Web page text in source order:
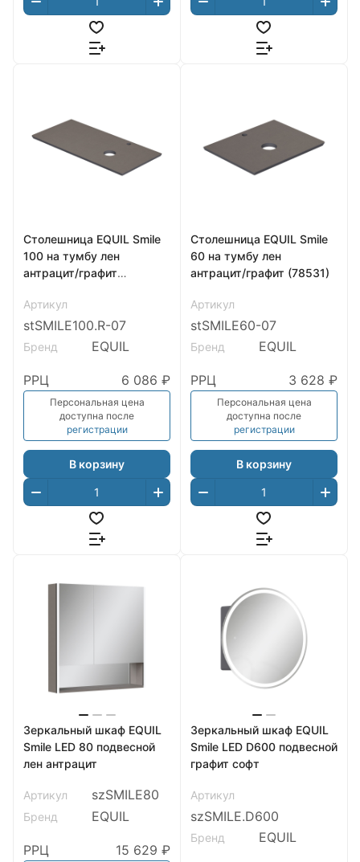
Столешница EQUIL Smile
100 на тумбу лен
антрацит/графит
Артикул
stSMILE100.R-07
Бренд EQUIL
РРЦ 6 086 ₽
Персональная цена
доступна после
регистрации
В корзину
Столешница EQUIL Smile
60 на тумбу лен
антрацит/графит (78531)
Артикул
stSMILE60-07
Бренд EQUIL
РРЦ 3 628 ₽
Персональная цена
доступна после
регистрации
В корзину
Зеркальный шкаф EQUIL
Smile LED 80 подвесной
лен антрацит
Артикул szSMILE80
Бренд EQUIL
РРЦ 15 629 ₽
Зеркальный шкаф EQUIL
Smile LED D600 подвесной
графит софт
Артикул
szSMILE.D600
Бренд EQUIL